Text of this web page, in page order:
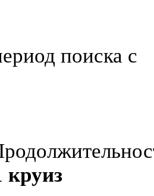
поиска с
круиз